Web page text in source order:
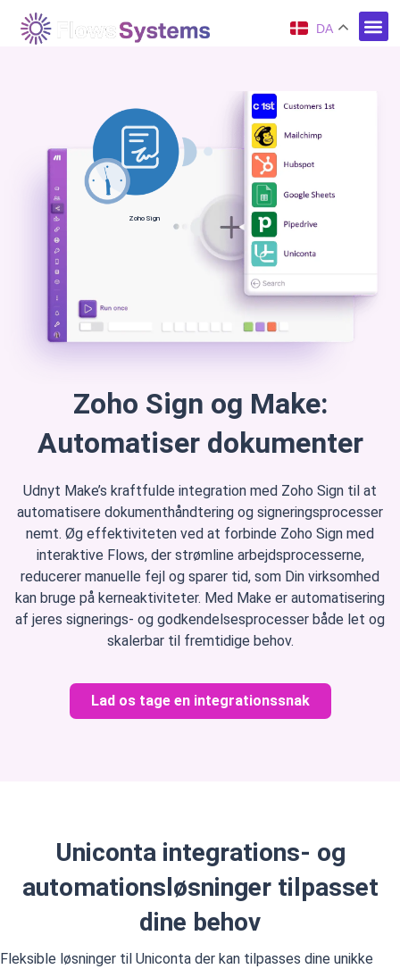
DA
Zoho Sign og Make:
Automatiser dokumenter
Udnyt Make’s kraftfulde integration med Zoho Sign til at
automatisere dokumenthåndtering og signeringsprocesser
nemt. Øg effektiviteten ved at forbinde Zoho Sign med
interaktive Flows, der strømline arbejdsprocesserne,
reducerer manuelle fejl og sparer tid, som Din virksomhed
kan bruge på kerneaktiviteter. Med Make er automatisering
af jeres signerings- og godkendelsesprocesser både let og
skalerbar til fremtidige behov.
Lad os tage en integrationssnak
Zoho Sign
Uniconta integrations- og
automationsløsninger tilpasset
dine behov
Fleksible løsninger til Uniconta der kan tilpasses dine unikke